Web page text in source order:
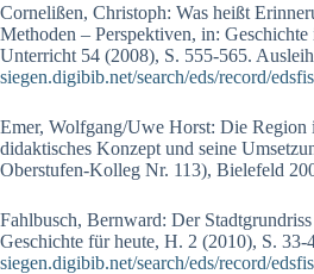
Cornelißen, Christoph: Was heißt
Methoden – Perspektiven, in: Geschichte
Unterricht 54 (2008), S. 555-565.
siegen.digibib.net/search/eds/record/
Emer, Wolfgang/Uwe Horst: Die Region
didaktisches Konzept und seine
Oberstufen-Kolleg Nr. 113), Bielefeld
Fahlbusch, Bernward: Der
Geschichte für heute, H. 2 (2010), S. 33-
siegen.digibib.net/search/eds/record/